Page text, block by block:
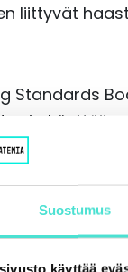
Suostumus
käyttää
liittyvät
Standards
ja käyttäjien
vuonna 2015
2018
vaiheet